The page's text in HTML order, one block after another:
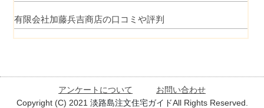
有限会社加藤兵吉商店の口コミや評判
アンケートについて
お問い合わせ
Copyright (C) 2021 淡路島注文住宅ガイドAll Rights Reserved.